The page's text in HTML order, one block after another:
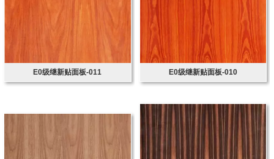
E0级继新贴面板-011 E0级继新贴面板-010